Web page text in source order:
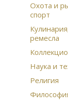
Охота и
спорт
ремесла
Наука и
Религия